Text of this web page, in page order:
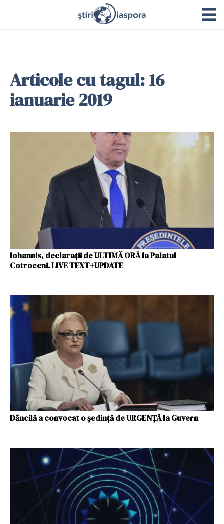
Articole cu tagul: 16
ianuarie 2019
Iohannis, declarații de ULTIMĂ ORĂ la Palatul
Cotroceni. LIVE TEXT+UPDATE
Dăncilă a convocat o ședință de URGENȚĂ la Guvern